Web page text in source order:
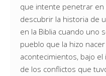
que intente penetrar en
descubrir la historia de
en la Biblia cuando uno
pueblo que la hizo
acontecimientos, bajo
de los conflictos que